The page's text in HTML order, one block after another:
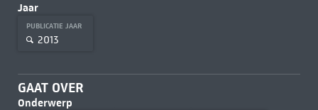
Jaar
PUBLICATIE JAAR
2013
GAAT OVER
Onderwerp